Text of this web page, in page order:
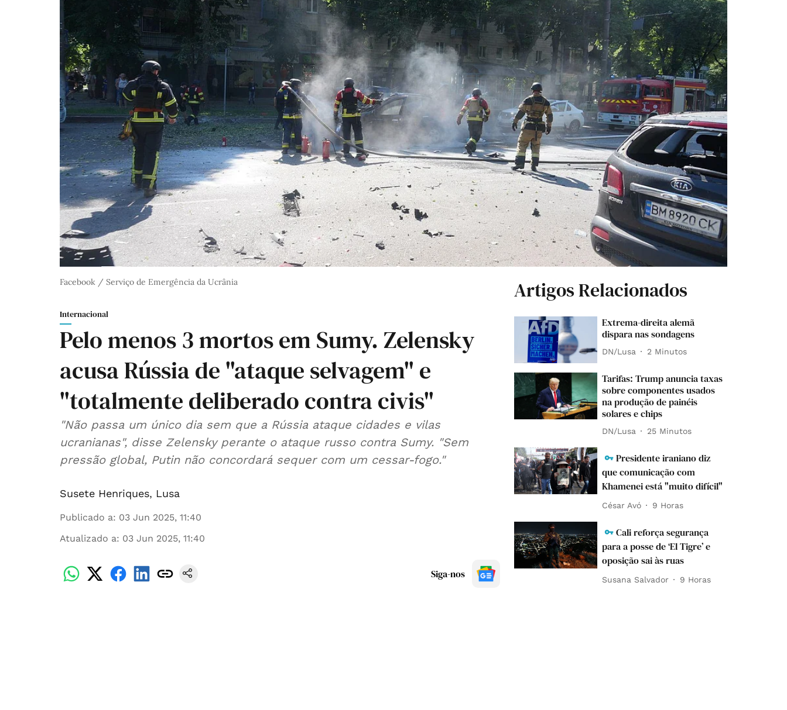
Facebook / Serviço de Emergência da Ucrânia
Internacional
Pelo menos 3 mortos em Sumy. Zelensky
acusa Rússia de "ataque selvagem" e
"totalmente deliberado contra civis"
"Não passa um único dia sem que a Rússia ataque cidades e vilas
ucranianas", disse Zelensky perante o ataque russo contra Sumy. "Sem
pressão global, Putin não concordará sequer com um cessar-fogo."
Susete Henriques, Lusa
Publicado a: 03 Jun 2025, 11:40
Atualizado a: 03 Jun 2025, 11:40
Siga-nos
Artigos Relacionados
Extrema-direita alemã
dispara nas sondagens
DN/Lusa 2 Minutos
Tarifas: Trump anuncia taxas
sobre componentes usados
na produção de painéis
solares e chips
DN/Lusa 25 Minutos
Presidente iraniano diz
que comunicação com
Khamenei está "muito difícil"
César Avó 9 Horas
Cali reforça segurança
para a posse de ‘El Tigre’ e
oposição sai às ruas
Susana Salvador 9 Horas